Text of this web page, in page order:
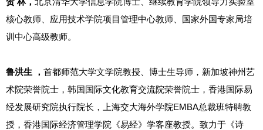
核心教师、应用技术学院项目管理中心教师、国家外国专家局培
训中心高级教师。
鲁洪生 ， 首都师范大学文学院教授、博士生导师，新加坡神州艺
术院荣誉院士，韩国国际文化教育交流院荣誉院士，香港国际易
经发展研究院执行院长，上海交大海外学院EMBA总裁班特聘教
授，香港国际经济管理学院《易经》学客座教授。致力于《诗